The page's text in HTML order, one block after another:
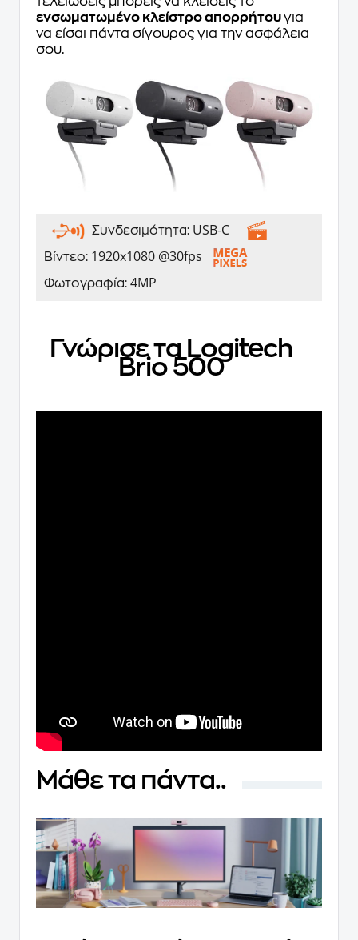
ενσωματωμένο κλείστρο απορρήτουγια
να είσαι πάντα σίγουρος για την ασφάλεια
σου.
Συνδεσιμότητα: USB-C
Βίντεο: 1920x1080 @30fps
Φωτογραφία: 4MP
Γνώρισε τα Logitech
Brio 500
Μάθε τα πάντα..